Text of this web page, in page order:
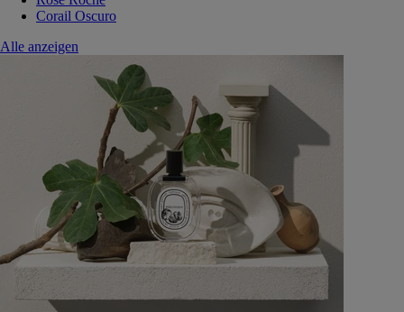
Corail Oscuro
Alle anzeigen